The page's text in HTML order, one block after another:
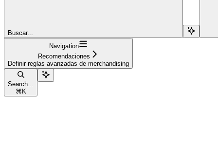
Buscar...
Navigation
Recomendaciones
Definir reglas avanzadas de merchandising
Search...
⌘ K